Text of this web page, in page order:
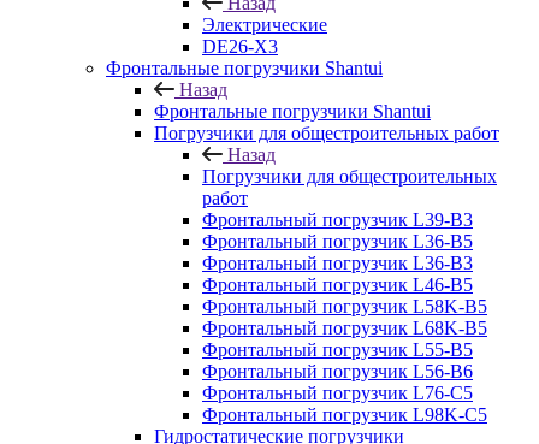
Электрические
DE26-X3
Фронтальные погрузчики Shantui
Назад
Фронтальные погрузчики Shantui
Погрузчики для общестроительных работ
Назад
Погрузчики для общестроительных
работ
Фронтальный погрузчик L39-B3
Фронтальный погрузчик L36-B5
Фронтальный погрузчик L36-B3
Фронтальный погрузчик L46-B5
Фронтальный погрузчик L58K-B5
Фронтальный погрузчик L68K-B5
Фронтальный погрузчик L55-B5
Фронтальный погрузчик L56-B6
Фронтальный погрузчик L76-С5
Фронтальный погрузчик L98K-C5
Гидростатические погрузчики